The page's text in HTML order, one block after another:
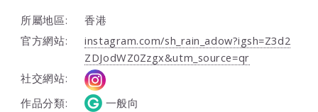
所屬地區:
香港
官方網站:
instagram.com/sh_rain_adow?igsh=Z3d2
ZDJodWZ0Zzgx&utm_source=qr
社交網站:
作品分類:
一般向